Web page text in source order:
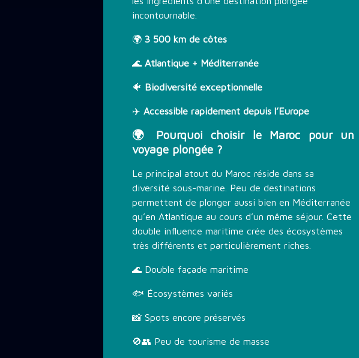
incontournable.
🌍 3 500 km de côtes
🌊 Atlantique + Méditerranée
🐠 Biodiversité exceptionnelle
✈️ Accessible rapidement depuis l’Europe
🌍 Pourquoi choisir le Maroc pour un
voyage plongée ?
Le principal atout du Maroc réside dans sa
diversité sous-marine. Peu de destinations
permettent de plonger aussi bien en Méditerranée
qu’en Atlantique au cours d’un même séjour. Cette
double influence maritime crée des écosystèmes
très différents et particulièrement riches.
🌊 Double façade maritime
🐟 Écosystèmes variés
📸 Spots encore préservés
🚫👥 Peu de tourisme de masse